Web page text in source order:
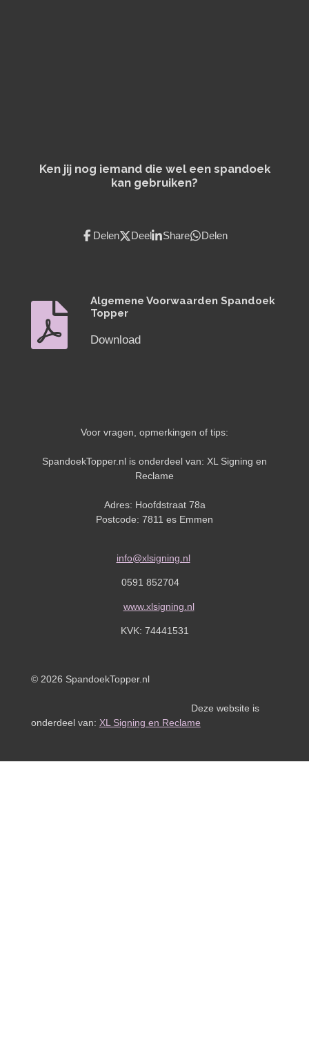
Ken jij nog iemand die wel een spandoek
kan gebruiken?
Delen Deel Share Delen
Algemene Voorwaarden Spandoek
Topper
Download
Voor vragen, opmerkingen of tips:
SpandoekTopper.nl is onderdeel van: XL Signing en
Reclame
Adres: Hoofdstraat 78a
Postcode: 7811 es Emmen
info@xlsigning.nl
0591 852704
www.xlsigning.nl
KVK: 74441531
© 2026 SpandoekTopper.nl
Deze website is
onderdeel van: XL Signing en Reclame